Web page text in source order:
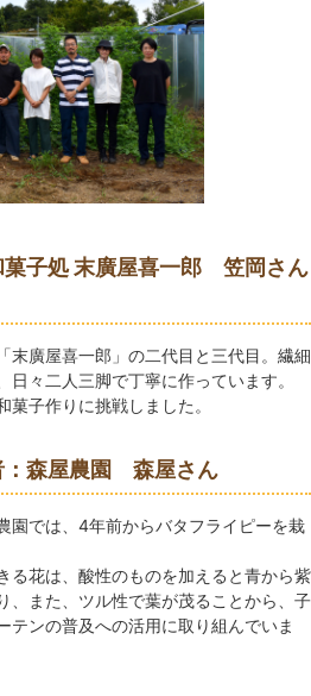
菓子処 末廣屋喜一郎 笠岡さん
末廣屋喜一郎」の二代目と三代目。繊細
々二人三脚で丁寧に作っています。
子作りに挑戦しました。
：森屋農園 森屋さん
園では、4年前からバタフライピーを栽
る花は、酸性のものを加えると青から紫
、また、ツル性で葉が茂ることから、子
テンの普及への活用に取り組んでいま